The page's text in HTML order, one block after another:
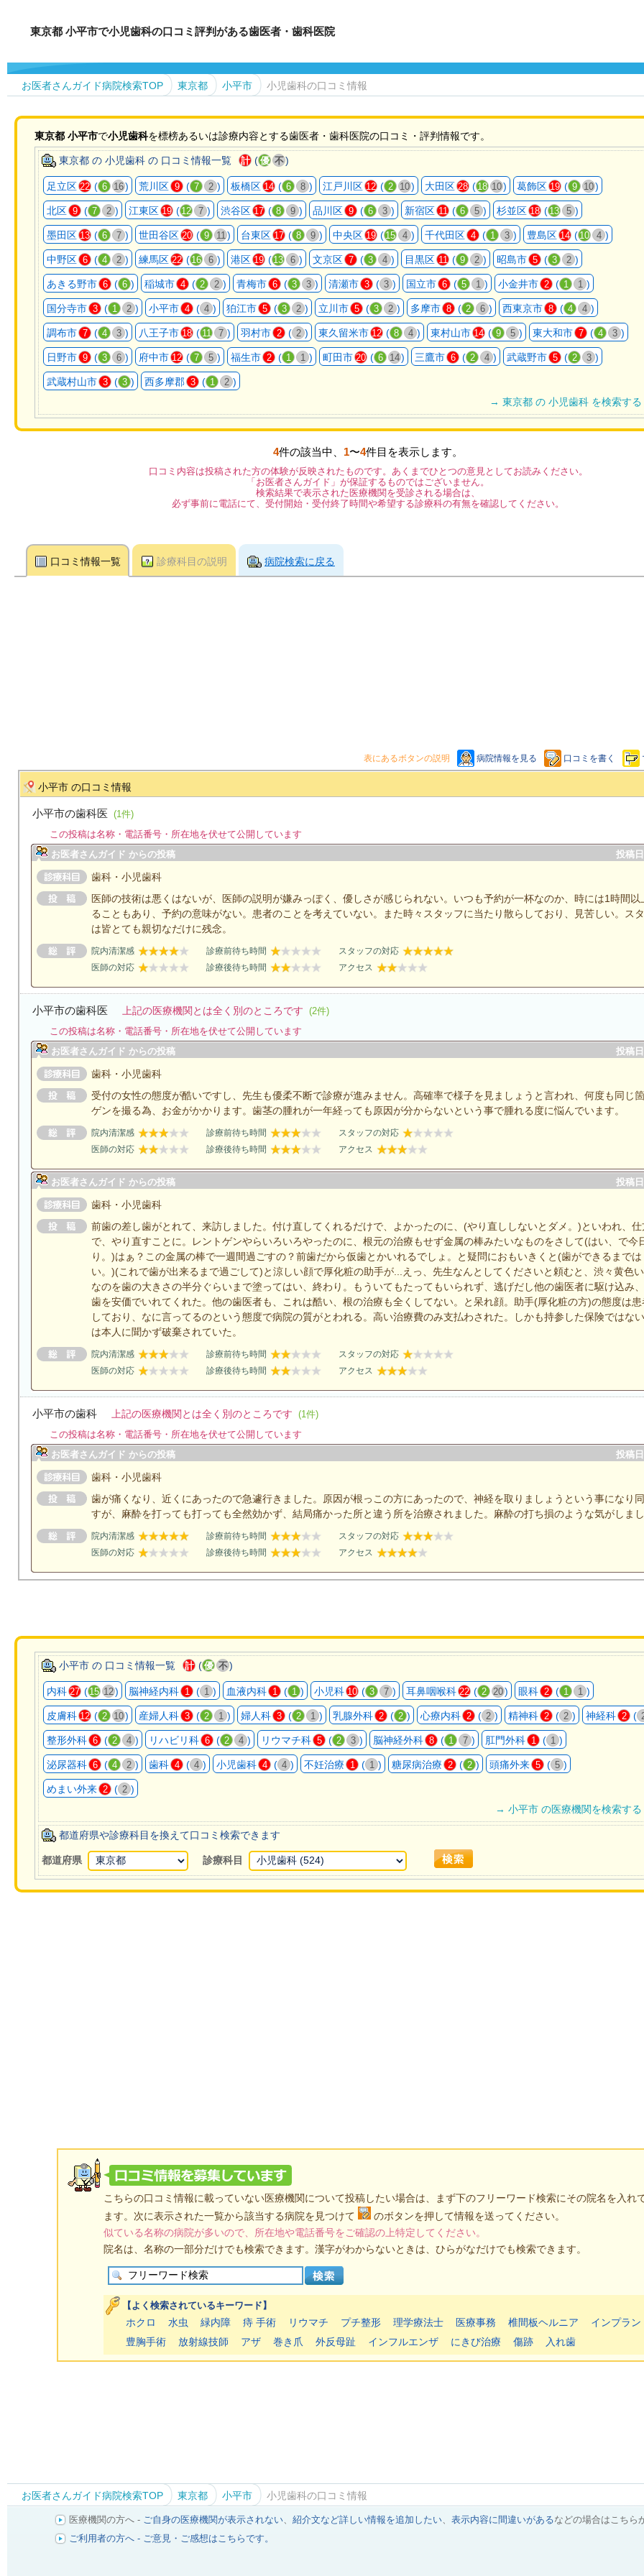
東京都 小平市で小児歯科の口コミ評判がある歯医者・歯科医院
お医者さんガイド病院検索TOP 東京都 小平市 小児歯科の口コミ情報
東京都 小平市で小児歯科を標榜あるいは診療内容とする歯医者・歯科医院の口コミ・評判情報です。
東京都 の 小児歯科 の 口コミ情報一覧 計 (優 不)
足立区 22 ( 6 16) 荒川区 9 ( 7 2 ) 板橋区 14 ( 6 8 ) 江戸川区 12 ( 2 10) 大田区 28 (18 10) 葛飾区 19 ( 9 10)
北区 9 ( 7 2 ) 江東区 19 (12 7 ) 渋谷区 17 ( 8 9 ) 品川区 9 ( 6 3 ) 新宿区 11 ( 6 5 ) 杉並区 18 (13 5 )
墨田区 13 ( 6 7 ) 世田谷区 20 ( 9 11) 台東区 17 ( 8 9 ) 中央区 19 (15 4 ) 千代田区 4 ( 1 3 ) 豊島区 14 (10 4 )
中野区 6 ( 4 2 ) 練馬区 22 (16 6 ) 港区 19 (13 6 ) 文京区 7 ( 3 4 ) 目黒区 11 ( 9 2 ) 昭島市 5 ( 3 2 )
あきる野市 6 ( 6 ) 稲城市 4 ( 2 2 ) 青梅市 6 ( 3 3 ) 清瀬市 3 ( 3 ) 国立市 6 ( 5 1 ) 小金井市 2 ( 1 1 )
国分寺市 3 ( 1 2 ) 小平市 4 ( 4 ) 狛江市 5 ( 3 2 ) 立川市 5 ( 3 2 ) 多摩市 8 ( 2 6 ) 西東京市 8 ( 4 4 )
調布市 7 ( 4 3 ) 八王子市 18 (11 7 ) 羽村市 2 ( 2 ) 東久留米市 12 ( 8 4 ) 東村山市 14 ( 9 5 ) 東大和市 7 ( 4 3 )
日野市 9 ( 3 6 ) 府中市 12 ( 7 5 ) 福生市 2 ( 1 1 ) 町田市 20 ( 6 14) 三鷹市 6 ( 2 4 ) 武蔵野市 5 ( 2 3 )
武蔵村山市 3 ( 3 ) 西多摩郡 3 ( 1 2 )
→ 東京都 の 小児歯科 を検索する
4件の該当中、 1〜4件目を表示します。
口コミ内容は投稿された方の体験が反映されたものです。あくまでひとつの意見としてお読みください。
「お医者さんガイド」が保証するものではございません。
検索結果で表示された医療機関を受診される場合は、
必ず事前に電話にて、受付開始・受付終了時間や希望する診療科の有無を確認してください。
口コミ情報一覧 診療科目の説明 病院検索に戻る
表にあるボタンの説明 病院情報を見る 口コミを書く
小平市 の口コミ情報
小平市の歯科医 (1件)
この投稿は名称・電話番号・所在地を伏せて公開しています
お医者さんガイド からの投稿
投稿
歯科・小児歯科
医師の技術は悪くはないが、医師の説明が嫌みっぽく、優しさが感じられない。いつも予約が一杯なのか、時には1時間以
ることもあり、予約の意味がない。患者のことを考えていない。また時々スタッフに当たり散らしており、見苦しい。ス
は皆とても親切なだけに残念。
院内清潔感 診療前待ち時間
スタッフの対応
医師の対応
診療後待ち時間 アクセス
小平市の歯科医 上記の医療機関とは全く別のところです (2件)
この投稿は名称・電話番号・所在地を伏せて公開しています
お医者さんガイド からの投稿
投稿
歯科・小児歯科
受付の女性の態度が酷いですし、先生も優柔不断で診療が進みません。高確率で様子を見ましょうと言われ、何度も同じ
ゲンを撮る為、お金がかかります。歯茎の腫れが一年経っても原因が分からないという事で腫れる度に悩んでいます。
院内清潔感 診療前待ち時間
スタッフの対応
医師の対応
診療後待ち時間 アクセス
お医者さんガイド からの投稿 投稿
歯科・小児歯科
前歯の差し歯がとれて、来訪しました。付け直してくれるだけで、よかったのに、(やり直ししないとダメ。)といわれ、
で、やり直すことに。レントゲンやらいろいろやったのに、根元の治療もせず金属の棒みたいなものをさして(はい、で今
り。)はぁ？この金属の棒で一週間過ごすの？前歯だから仮歯とかいれるでしょ。と疑問におもいきくと(歯ができるまで
い。)(これで歯が出来るまで過ごして)と涼しい顔で厚化粧の助手が...えっ、先生なんとしてくださいと頼むと、渋々黄色
なのを歯の大きさの半分ぐらいまで塗ってはい、終わり。もういてもたってもいられず、逃げだし他の歯医者に駆け込み
歯を安価でいれてくれた。他の歯医者も、これは酷い、根の治療も全くしてない。と呆れ顔。助手(厚化粧の方)の態度は
しており、なに言ってるのという態度で病院の質がとわれる。高い治療費のみ支払わされた。しかも持参した保険ではな
は本人に聞かず破棄されていた。
院内清潔感 診療前待ち時間
スタッフの対応
医師の対応
診療後待ち時間 アクセス
小平市の歯科 上記の医療機関とは全く別のところです (1件)
この投稿は名称・電話番号・所在地を伏せて公開しています
お医者さんガイド からの投稿
投稿
歯科・小児歯科
歯が痛くなり、近くにあったので急遽行きました。原因が根っこの方にあったので、神経を取りましょうという事になり
すが、麻酔を打っても打っても全然効かず、結局痛かった所と違う所を治療されました。麻酔の打ち損のような気がしま
院内清潔感 診療前待ち時間
スタッフの対応
医師の対応
診療後待ち時間 アクセス
小平市 の 口コミ情報一覧 計 (優 不)
内科 27 (15 12) 脳神経内科 1 ( 1 ) 血液内科 1 ( 1 ) 小児科 10 ( 3 7 ) 耳鼻咽喉科 22 ( 2 20) 眼科 2 ( 1 1 )
皮膚科 12 ( 2 10) 産婦人科 3 ( 2 1 ) 婦人科 3 ( 2 1 ) 乳腺外科 2 ( 2 ) 心療内科 2 ( 2 ) 精神科 2 ( 2 ) 神経科 2 (
整形外科 6 ( 2 4 ) リハビリ科 6 ( 2 4 ) リウマチ科 5 ( 2 3 ) 脳神経外科 8 ( 1 7 ) 肛門外科 1 ( 1 )
泌尿器科 6 ( 4 2 ) 歯科 4 ( 4 ) 小児歯科 4 ( 4 ) 不妊治療 1 ( 1 ) 糖尿病治療 2 ( 2 ) 頭痛外来 5 ( 5 )
めまい外来 2 ( 2 )
→ 小平市 の医療機関を検索する
都道府県や診療科目を換えて口コミ検索できます
都道府県 診療科目
こちらの口コミ情報に載っていない医療機関について投稿したい場合は、まず下のフリーワード検索にその院名を入れ
ます。次に表示された一覧から該当する病院を見つけて
のボタンを押して情報を送ってください。
似ている名称の病院が多いので、所在地や電話番号をご確認の上特定してください。
院名は、名称の一部分だけでも検索できます。漢字がわからないときは、ひらがなだけでも検索できます。
【よく検索されているキーワード】
ホクロ 水虫 緑内障 痔 手術 リウマチ プチ整形 理学療法士 医療事務 椎間板ヘルニア
インプラン
豊胸手術
放射線技師 アザ 巻き爪 外反母趾 インフルエンザ にきび治療 傷跡 入れ歯
お医者さんガイド病院検索TOP 東京都 小平市 小児歯科の口コミ情報
医療機関の方へ - ご自身の医療機関が表示されない、紹介文など詳しい情報を追加したい、表示内容に間違いがあるなどの場合はこちら
ご利用者の方へ - ご意見・ご感想はこちらです。